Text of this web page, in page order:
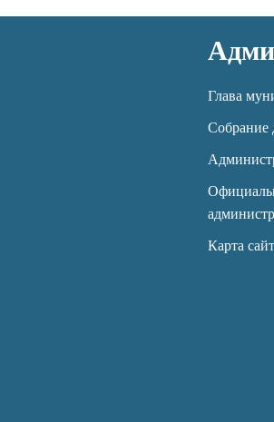
Глава
Собрание
Карта